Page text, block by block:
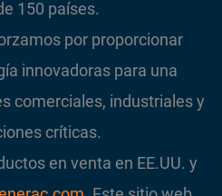
150 países.
por proporcionar
innovadoras para una
comerciales, industriales y
críticas.
en venta en EE.UU. y